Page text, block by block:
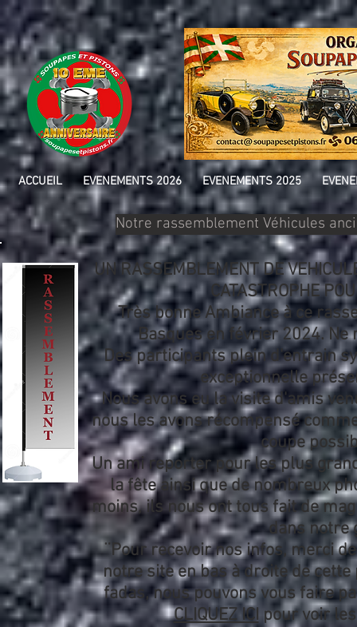
ACCUEIL EVENEMENTS 2026 EVENEMENTS 2025
Notre rassemblement Véhicules
UN RASSEMBLEMENT DE
CATASTROPHE
Très bonne Ambiance à ce
Basques en février 2024. Ne
Des participants plein d'entrain
exceptionnelle
Nous avons eu la visite d'amis
nous les avons récompensé
coupe
Un ami reporter pour les plus
la fête ainsi que de nombreux
moins, ils nous ont tous fait de
dans notre
¨Pour recevoir nos infos, merci
notre site en bas à droite de
fadas, nous pouvons vous faire
CLIQUEZ ICI pour voir